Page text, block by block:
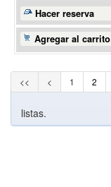
Hacer reserva
Agregar al carrito
<< < 1 2
listas.